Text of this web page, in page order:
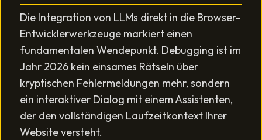
Die Integration von LLMs direkt in die Browser-
Entwicklerwerkzeuge markiert einen
fundamentalen Wendepunkt. Debugging ist im
Jahr 2026 kein einsames Rätseln über
kryptischen Fehlermeldungen mehr, sondern
ein interaktiver Dialog mit einem Assistenten,
der den vollständigen Laufzeitkontext Ihrer
Website versteht.